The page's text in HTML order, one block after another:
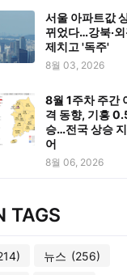
서울 아파트값
뀌었다…강북·
제치고 '독주'
8월 03, 2026
8월 1주차 주간
격 동향, 기흥
승…전국 상승
어
8월 06, 2026
TAGS
뉴스 (256)